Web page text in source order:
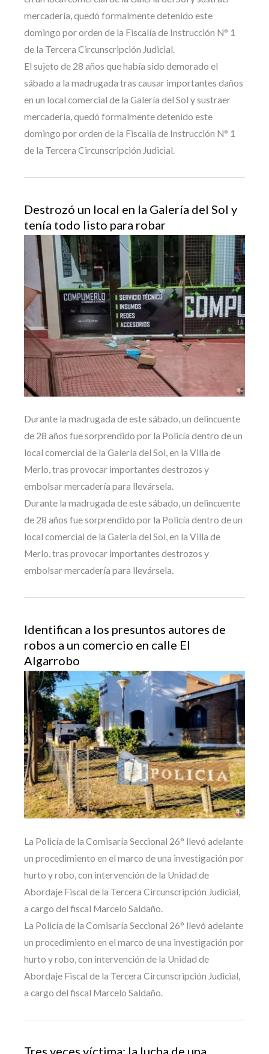
mercadería, quedó formalmente detenido este
domingo por orden de la Fiscalía de Instrucción N° 1
de la Tercera Circunscripción Judicial.
El sujeto de 28 años que había sido demorado el
sábado a la madrugada tras causar importantes daños
en un local comercial de la Galería del Sol y sustraer
mercadería, quedó formalmente detenido este
domingo por orden de la Fiscalía de Instrucción N° 1
de la Tercera Circunscripción Judicial.
Destrozó un local en la Galería del Sol y
tenía todo listo para robar
Durante la madrugada de este sábado, un delincuente
de 28 años fue sorprendido por la Policía dentro de un
local comercial de la Galería del Sol, en la Villa de
Merlo, tras provocar importantes destrozos y
embolsar mercadería para llevársela.
Durante la madrugada de este sábado, un delincuente
de 28 años fue sorprendido por la Policía dentro de un
local comercial de la Galería del Sol, en la Villa de
Merlo, tras provocar importantes destrozos y
embolsar mercadería para llevársela.
Identifican a los presuntos autores de
robos a un comercio en calle El
Algarrobo
La Policía de la Comisaría Seccional 26° llevó adelante
un procedimiento en el marco de una investigación por
hurto y robo, con intervención de la Unidad de
Abordaje Fiscal de la Tercera Circunscripción Judicial,
a cargo del fiscal Marcelo Saldaño.
La Policía de la Comisaría Seccional 26° llevó adelante
un procedimiento en el marco de una investigación por
hurto y robo, con intervención de la Unidad de
Abordaje Fiscal de la Tercera Circunscripción Judicial,
a cargo del fiscal Marcelo Saldaño.